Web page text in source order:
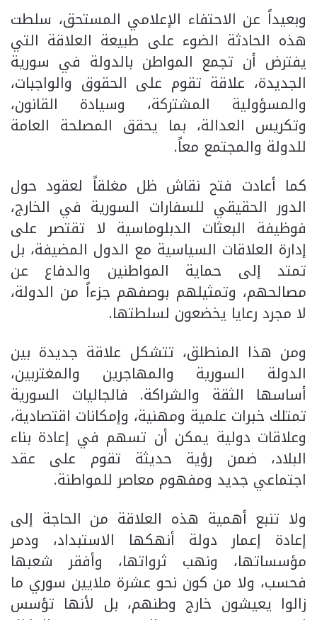
وبعيداً عن الاحتفاء الإعلامي المستحق، سلطت
هذه الحادثة الضوء على طبيعة العلاقة التي
يفترض أن تجمع المواطن بالدولة في سورية
الجديدة، علاقة تقوم على الحقوق والواجبات،
والمسؤولية المشتركة، وسيادة القانون،
وتكريس العدالة، بما يحقق المصلحة العامة
للدولة والمجتمع معاً.
كما أعادت فتح نقاش ظل مغلقاً لعقود حول
الدور الحقيقي للسفارات السورية في الخارج،
فوظيفة البعثات الدبلوماسية لا تقتصر على
إدارة العلاقات السياسية مع الدول المضيفة، بل
تمتد إلى حماية المواطنين والدفاع عن
مصالحهم، وتمثيلهم بوصفهم جزءاً من الدولة،
لا مجرد رعايا يخضعون لسلطتها.
ومن هذا المنطلق، تتشكل علاقة جديدة بين
الدولة السورية والمهاجرين والمغتربين،
أساسها الثقة والشراكة. فالجاليات السورية
تمتلك خبرات علمية ومهنية، وإمكانات اقتصادية،
وعلاقات دولية يمكن أن تسهم في إعادة بناء
البلاد، ضمن رؤية حديثة تقوم على عقد
اجتماعي جديد ومفهوم معاصر للمواطنة.
ولا تنبع أهمية هذه العلاقة من الحاجة إلى
إعادة إعمار دولة أنهكها الاستبداد، ودمر
مؤسساتها، ونهب ثرواتها، وأفقر شعبها
فحسب، ولا من كون نحو عشرة ملايين سوري ما
زالوا يعيشون خارج وطنهم، بل لأنها تؤسس